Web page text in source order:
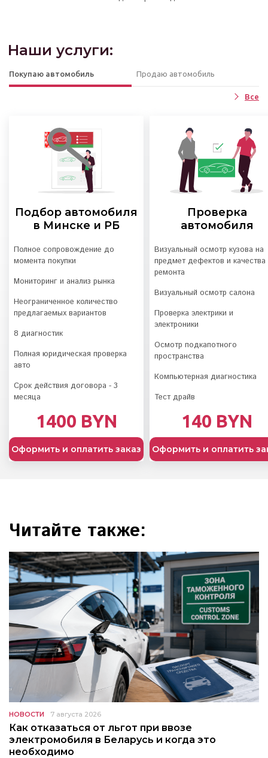
Наши услуги:
Покупаю автомобиль Продаю автомобиль
Все
Подбор автомобиля
в Минске и РБ
Полное сопровождение до
момента покупки
Мониторинг и анализ рынка
Неограниченное количество
предлагаемых вариантов
8 диагностик
Полная юридическая проверка
авто
Срок действия договора - 3
месяца
1400 BYN
Оформить и оплатить заказ
Проверка
автомобиля
Визуальный осмотр кузова на
предмет дефектов и качества
ремонта
Визуальный осмотр салона
Проверка электрики и
электроники
Осмотр подкапотного
пространства
Компьютерная диагностика
Тест драйв
140 BYN
Оформить и оплатить
Читайте также:
НОВОСТИ 7 августа 2026
Как отказаться от льгот при ввозе
электромобиля в Беларусь и когда это
необходимо